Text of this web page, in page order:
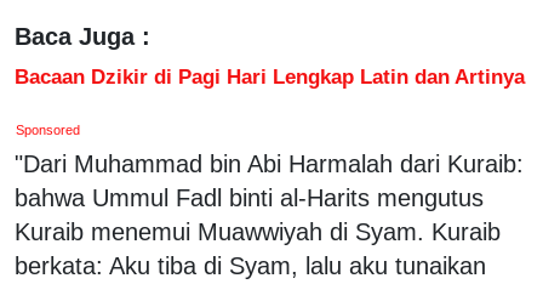
Baca Juga :
Bacaan Dzikir di Pagi Hari Lengkap Latin dan Artinya
Sponsored
"Dari Muhammad bin Abi Harmalah dari Kuraib:
bahwa Ummul Fadl binti al-Harits mengutus
Kuraib menemui Muawwiyah di Syam. Kuraib
berkata: Aku tiba di Syam, lalu aku tunaikan